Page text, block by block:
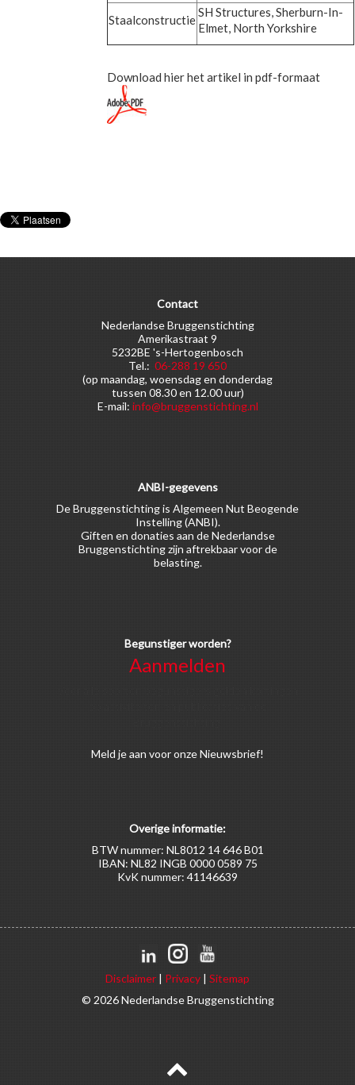
Staalconstructie
SH Structures, Sherburn-In-
Elmet, North Yorkshire
Download hier het artikel in pdf-formaat
Contact
Nederlandse Bruggenstichting
Amerikastraat 9
5232BE 's-Hertogenbosch
Tel.: 06-288 19 650
(op maandag, woensdag en donderdag
tussen 08.30 en 12.00 uur)
E-mail: info@bruggenstichting.nl
ANBI-gegevens
De Bruggenstichting is Algemeen Nut Beogende
Instelling (ANBI).
Giften en donaties aan de Nederlandse
Bruggenstichting zijn aftrekbaar voor de
belasting.
Begunstiger worden?
Aanmelden
Meld je aan voor onze Nieuwsbrief!
Overige informatie:
BTW nummer: NL8012 14 646 B01
IBAN: NL82 INGB 0000 0589 75
KvK nummer: 41146639
Disclaimer | Privacy | Sitemap
© 2026 Nederlandse Bruggenstichting